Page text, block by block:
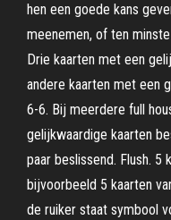
hen een goede kans
meenemen, of ten
Drie kaarten met een
andere kaarten met een
6-6. Bij meerdere full
gelijkwaardige kaarten
paar beslissend. Flush.
bijvoorbeeld 5 kaarten
de ruiker staat symbool